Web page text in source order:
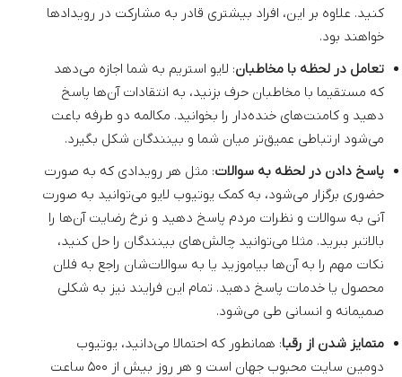
کنید. علاوه بر این، افراد بیشتری قادر به مشارکت در رویدادها
خواهند بود.
تعامل در لحظه با مخاطبان: لایو استریم به شما اجازه می‌دهد
که مستقیما با مخاطبان حرف بزنید، به انتقادات آن‌ها پاسخ
دهید و کامنت‌های خنده‌دار را بخوانید. مکالمه دو طرفه باعث
می‌شود ارتباطی عمیق‌تر میان شما و بینندگان شکل بگیرد.
پاسخ دادن در لحظه به سوالات: مثل هر رویدادی که به صورت
حضوری برگزار می‌شود، به کمک یوتیوب لایو می‌توانید به صورت
آنی به سوالات و نظرات مردم پاسخ دهید و نرخ رضایت آن‌ها را
بالاتبر ببرید. مثلا می‌توانید چالش‌های بینندگان را حل کنید،
نکات مهم را به آن‌ها بیاموزید یا به سوالات‌شان راجع به فلان
محصول یا خدمات پاسخ دهید. تمام این فرایند نیز به شکلی
صمیمانه و انسانی طی می‌شود.
متمایز شدن از رقبا: همانطور که احتمالا می‌دانید، یوتیوب
دومین سایت محبوب جهان است و هر روز بیش از ۵۰۰ ساعت